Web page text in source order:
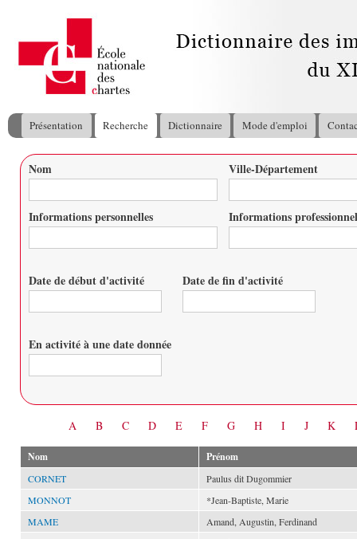
Menu principal
Présentation Recherche Dictionnaire Mode d'emploi
Vous êtes ici
Nom Ville-Département
Informations personnelles Informations
Date de début d'activité Date de fin d'activité
En activité à une date donnée
A B C D E F G H I J K
Nom Prénom
CORNET
Paulus dit Dugommier
MONNOT
*Jean-Baptiste, Marie
MAME
Amand, Augustin, Ferdinand